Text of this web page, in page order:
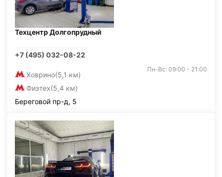
Техцентр Долгопрудный
+7 (495) 032-08-22
Ховрино(5,1 км)
Физтех(5,4 км)
Пн-Вс: 09:00 - 21:00
Береговой пр-д, 5